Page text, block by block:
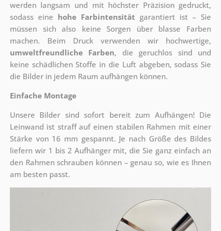
werden langsam und mit höchster Präzision gedruckt,
sodass eine hohe Farbintensität garantiert ist – Sie
müssen sich also keine Sorgen über blasse Farben
machen. Beim Druck verwenden wir hochwertige,
umweltfreundliche Farben, die geruchlos sind und
keine schädlichen Stoffe in die Luft abgeben, sodass Sie
die Bilder in jedem Raum aufhängen können.
Einfache Montage
Unsere Bilder sind sofort bereit zum Aufhängen! Die
Leinwand ist straff auf einen stabilen Rahmen mit einer
Stärke von 16 mm gespannt. Je nach Größe des Bildes
liefern wir 1 bis 2 Aufhänger mit, die Sie ganz einfach an
den Rahmen schrauben können – genau so, wie es Ihnen
am besten passt.